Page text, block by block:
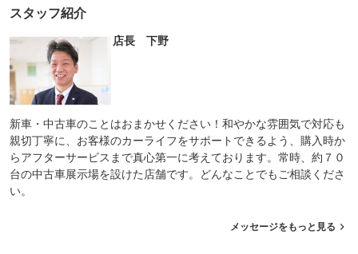
スタッフ紹介
店長 下野
新車・中古車のことはおまかせください！和やかな雰囲気で対応も
親切丁寧に、お客様のカーライフをサポートできるよう、購入時か
らアフターサービスまで真心第一に考えております。常時、約７０
台の中古車展示場を設けた店舗です。どんなことでもご相談くださ
い。
メッセージをもっと見る